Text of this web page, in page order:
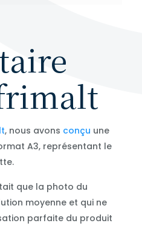
, nous avons conçu une
A3, représentant le
que la photo du
moyenne et qui ne
parfaite du produit